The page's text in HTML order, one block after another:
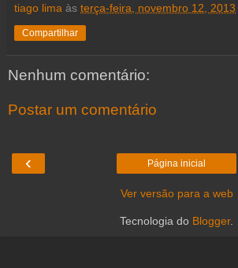
tiago lima às terça-feira, novembro 12, 2013
Compartilhar
Nenhum comentário:
Postar um comentário
‹ Página inicial
Ver versão para a web
Tecnologia do Blogger.